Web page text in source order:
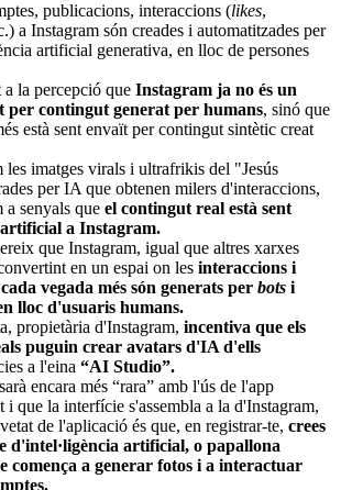
publicacions, interaccions (likes,
a Instagram són creades i automatitzades per
artificial generativa, en lloc de persones
la percepció que Instagram ja no és un
per contingut generat per humans, sinó que
està sent envaït per contingut sintètic creat
les imatges virals i ultrafrikis del "Jesús
per IA que obtenen milers d'interaccions,
a senyals que el contingut real està sent
a Instagram.
que Instagram, igual que altres xarxes
en un espai on les interaccions i
cada vegada més són generats per bots i
lloc d'usuaris humans.
propietària d'Instagram, incentiva que els
puguin crear avatars d'IA d'ells
a l'eina “AI Studio”.
encara més “rara” amb l'ús de l'app
i que la interfície s'assembla a la d'Instagram,
de l'aplicació és que, en registrar-te, crees
d'intel·ligència artificial, o papallona
comença a generar fotos i a interactuar